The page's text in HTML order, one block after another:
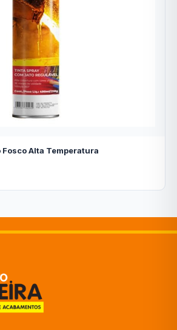
Alta Temperatura